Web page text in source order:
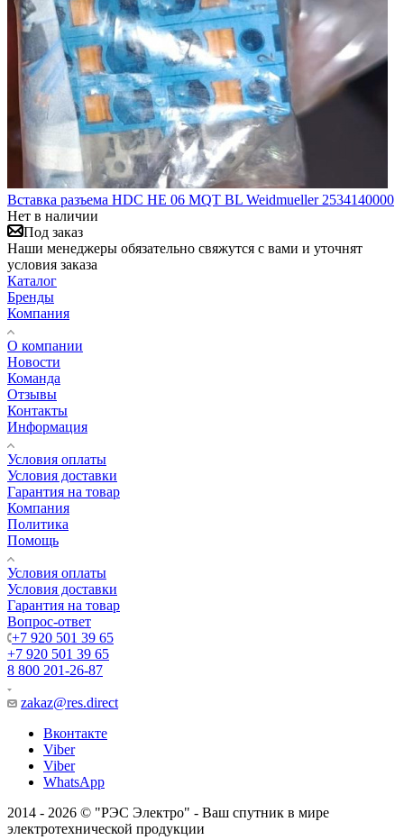
Вставка разъема HDC HE 06 MQT BL Weidmueller 2534140000
Нет в наличии
Под заказ
Наши менеджеры обязательно свяжутся с вами и уточнят
условия заказа
Каталог
Бренды
Компания
О компании
Новости
Команда
Отзывы
Контакты
Информация
Условия оплаты
Условия доставки
Гарантия на товар
Компания
Политика
Помощь
Условия оплаты
Условия доставки
Гарантия на товар
Вопрос-ответ
+7 920 501 39 65
+7 920 501 39 65
8 800 201-26-87
zakaz@res.direct
Вконтакте
Viber
Viber
WhatsApp
2014 - 2026 © "РЭС Электро" - Ваш спутник в мире
электротехнической продукции